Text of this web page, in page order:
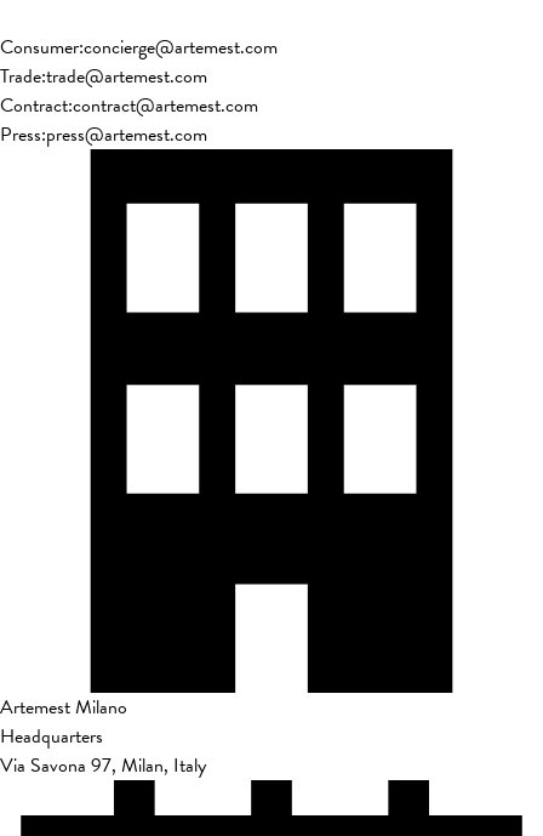
Consumer:concierge@artemest.com
Trade:trade@artemest.com
Contract:contract@artemest.com
Press:press@artemest.com
Artemest Milano
Headquarters
Via Savona 97, Milan, Italy